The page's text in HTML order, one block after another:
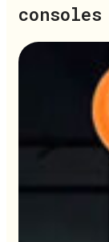
consoles